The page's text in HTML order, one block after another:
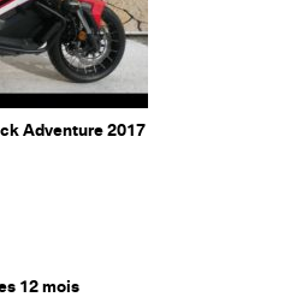
Adventure 2017
12 mois